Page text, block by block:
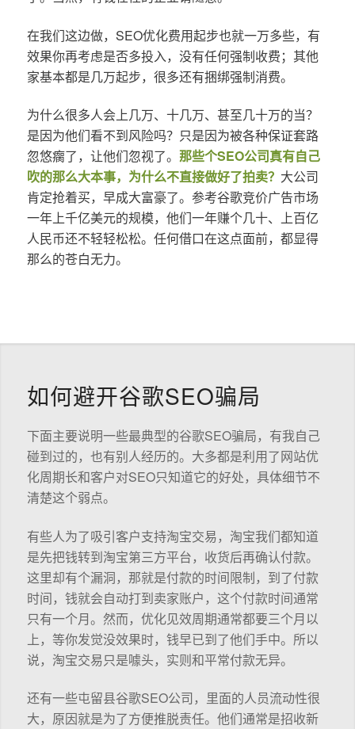
在我们这边做，SEO优化费用起步也就一万多些，有
效果你再考虑是否多投入，没有任何强制收费；其他
家基本都是几万起步，很多还有捆绑强制消费。
为什么很多人会上几万、十几万、甚至几十万的当？
是因为他们看不到风险吗？只是因为被各种保证套路
忽悠瘸了，让他们忽视了。 那些个SEO公司真有自己
吹的那么大本事，为什么不直接做好了拍卖？ 大公司
肯定抢着买，早成大富豪了。参考谷歌竞价广告市场
一年上千亿美元的规模，他们一年赚个几十、上百亿
人民币还不轻轻松松。任何借口在这点面前，都显得
那么的苍白无力。
如何避开谷歌SEO骗局
下面主要说明一些最典型的谷歌SEO骗局，有我自己
碰到过的，也有别人经历的。大多都是利用了网站优
化周期长和客户对SEO只知道它的好处，具体细节不
清楚这个弱点。
有些人为了吸引客户支持淘宝交易，淘宝我们都知道
是先把钱转到淘宝第三方平台，收货后再确认付款。
这里却有个漏洞，那就是付款的时间限制，到了付款
时间，钱就会自动打到卖家账户，这个付款时间通常
只有一个月。然而，优化见效周期通常都要三个月以
上，等你发觉没效果时，钱早已到了他们手中。所以
说，淘宝交易只是噱头，实则和平常付款无异。
还有一些屯留县谷歌SEO公司，里面的人员流动性很
大，原因就是为了方便推脱责任。他们通常是招收新